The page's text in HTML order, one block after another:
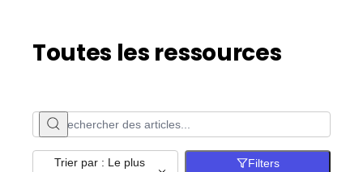
Toutes les ressources
Trier par : Le plus Filters